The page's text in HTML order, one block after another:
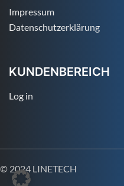
Impressum
Datenschutzerklärung
KUNDENBEREICH
Log in
© 2024 LINETECH